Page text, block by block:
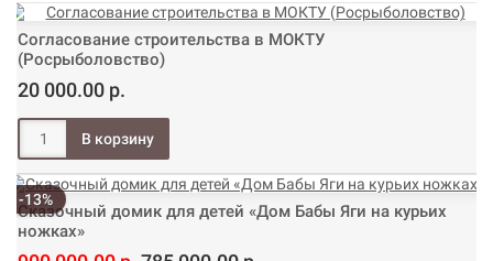
Согласование строительства в МОКТУ
(Росрыболовство)
20 000.00 р.
-13%
Сказочный домик для детей «Дом Бабы Яги на курьих
ножках»